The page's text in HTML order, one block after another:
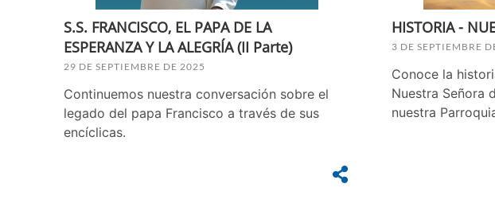
S.S. FRANCISCO, EL PAPA DE LA
ESPERANZA Y LA ALEGRÍA (II Parte)
29 DE SEPTIEMBRE DE 2025
Continuemos nuestra conversación sobre el
legado del papa Francisco a través de sus
encíclicas.
HISTORIA -
3 DE SEPTIEMBRE
Conoce la
Nuestra Señora
nuestra